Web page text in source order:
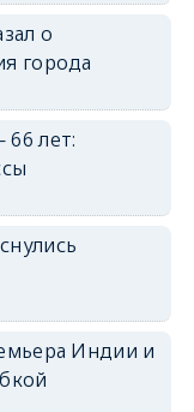
о
города
лет:
Индии и